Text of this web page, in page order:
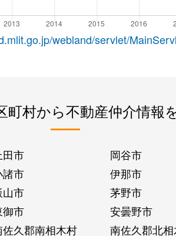
webland/servlet/
町村から不動産仲介情報
田市 岡谷市
諸市 伊那市
山市 茅野市
御市 安曇野市
佐久郡南相木村 南佐久郡北